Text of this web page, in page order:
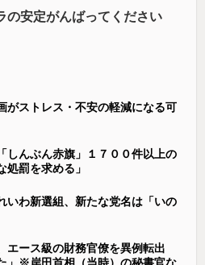
定がんばってください
がストレス・不安の軽減になる可
しんぶん赤旗」１７００件以上の
罰を求める」
いわ新選組、新たな党名は「いの
エース級の財務官僚を異例転出